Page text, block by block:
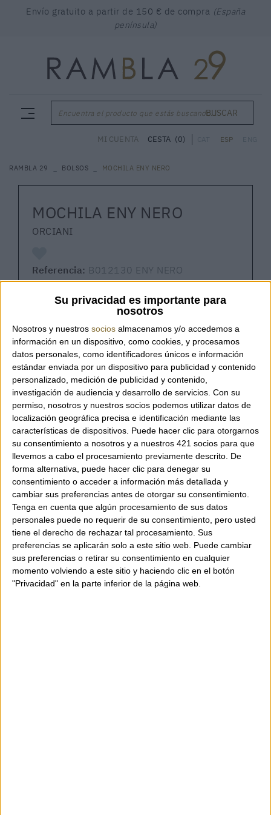
Su privacidad es importante para
nosotros
Nosotros y nuestros socios almacenamos y/o accedemos a
información en un dispositivo, como cookies, y procesamos
datos personales, como identificadores únicos e información
estándar enviada por un dispositivo para publicidad y contenido
personalizado, medición de publicidad y contenido,
investigación de audiencia y desarrollo de servicios. Con su
permiso, nosotros y nuestros socios podemos utilizar datos de
localización geográfica precisa e identificación mediante las
características de dispositivos. Puede hacer clic para otorgarnos
su consentimiento a nosotros y a nuestros 421 socios para que
llevemos a cabo el procesamiento previamente descrito. De
forma alternativa, puede hacer clic para denegar su
consentimiento o acceder a información más detallada y
cambiar sus preferencias antes de otorgar su consentimiento.
Tenga en cuenta que algún procesamiento de sus datos
personales puede no requerir de su consentimiento, pero usted
tiene el derecho de rechazar tal procesamiento. Sus
preferencias se aplicarán solo a este sitio web. Puede cambiar
sus preferencias o retirar su consentimiento en cualquier
momento volviendo a este sitio y haciendo clic en el botón
"Privacidad" en la parte inferior de la página web.
Envío gratuito a partir de 150 € de compra (España
península)
Encuentra el producto que estás buscando...BUSCAR
ESP
MI CUENTA CESTA (0)
RAMBLA 29 BOLSOS MOCHILA ENY NERO
MOCHILA ENY NERO
ORCIANI
Referencia: B012130 ENY NERO
Mochila de la marca italiana Orciani.
Fabricada completamente en Italia con piel
de ternera lisa en acabado brillante y nylon
con acabados metálicos en tono plateado. La
mochila cuenta con dos bolsillos exteriores,
dos bolsillos interiores y se cierra con una
solapa magnética y cierre a presión. Las asas
de la mochila tienen 3 cm de ancho y son
ajustables.
Dimensiones: 32 x 28 x 12 cm.